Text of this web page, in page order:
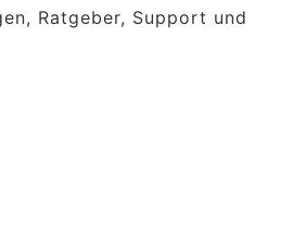
Ratgeber, Support und